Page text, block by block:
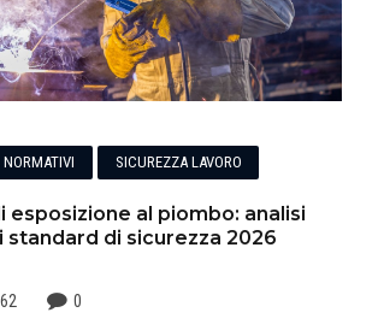
SICUREZZA LAVORO
esposizione al piombo: analisi
di sicurezza 2026
0